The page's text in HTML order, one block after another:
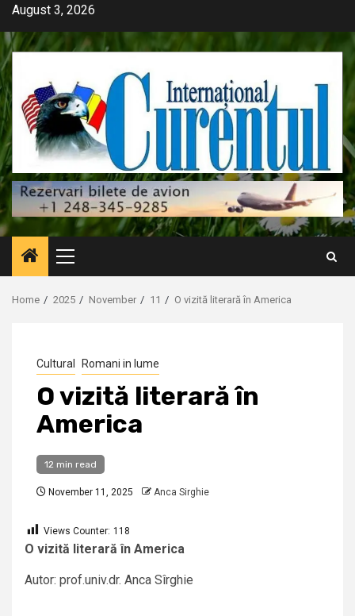
Skip
content
August 3, 2026
Primary
Menu
Home 2025 November 11 O vizită literară în America
Cultural Romani in lume
O vizită literară în
America
12 min read
November 11, 2025 Anca Sirghie
Views Counter: 118
O vizită literară în America
Autor: prof.univ.dr. Anca Sîrghie